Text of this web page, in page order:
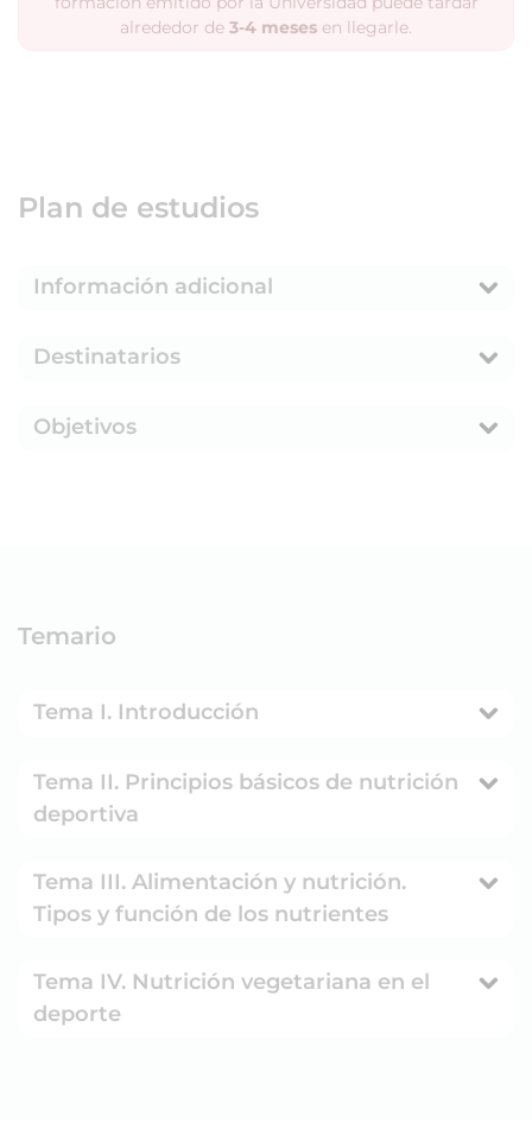
alrededor de 3-4 meses en llegarle.
Plan de estudios
Información adicional
Destinatarios
Objetivos
Temario
Tema I. Introducción
Tema II. Principios básicos de nutrición
deportiva
Tema III. Alimentación y nutrición.
Tipos y función de los nutrientes
Tema IV. Nutrición vegetariana en el
deporte